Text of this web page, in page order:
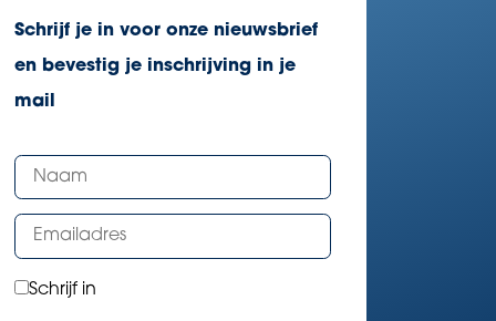
Schrijf je in voor onze nieuwsbrief
en bevestig je inschrijving in je
mail
Schrijf in